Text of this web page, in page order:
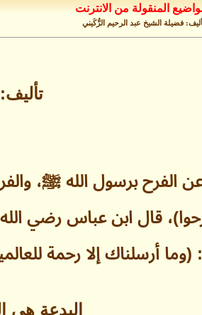
المنقولة من الانترنت
فضيلة الشيخ عبد الرحيم الرُّكَيني
عن الفرح برسول الله ﷺ،
قال ابن عباس رضي
(وما أرسلناك إلا رحمة
البدعة